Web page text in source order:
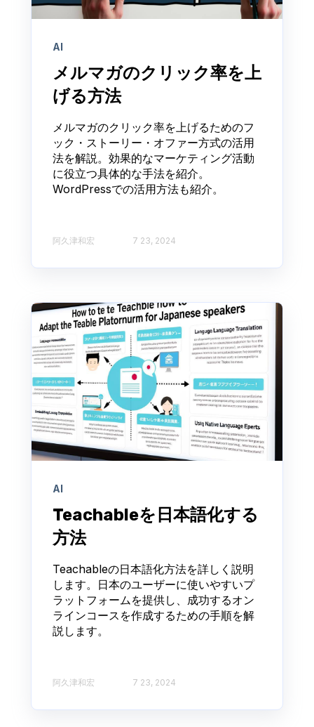
AI
メルマガのクリック率を上
げる方法
メルマガのクリック率を上げるためのフ
ック・ストーリー・オファー方式の活用
法を解説。効果的なマーケティング活動
に役立つ具体的な手法を紹介。
WordPressでの活用方法も紹介。
阿久津和宏 7 23, 2024
AI
Teachableを日本語化する
方法
Teachableの日本語化方法を詳しく説明
します。日本のユーザーに使いやすいプ
ラットフォームを提供し、成功するオン
ラインコースを作成するための手順を解
説します。
阿久津和宏 7 23, 2024